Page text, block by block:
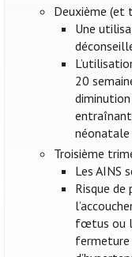
Deuxième (et
Une
20
néonatale
Troisième
Les AINS
Risque
fœtus ou
fermeture